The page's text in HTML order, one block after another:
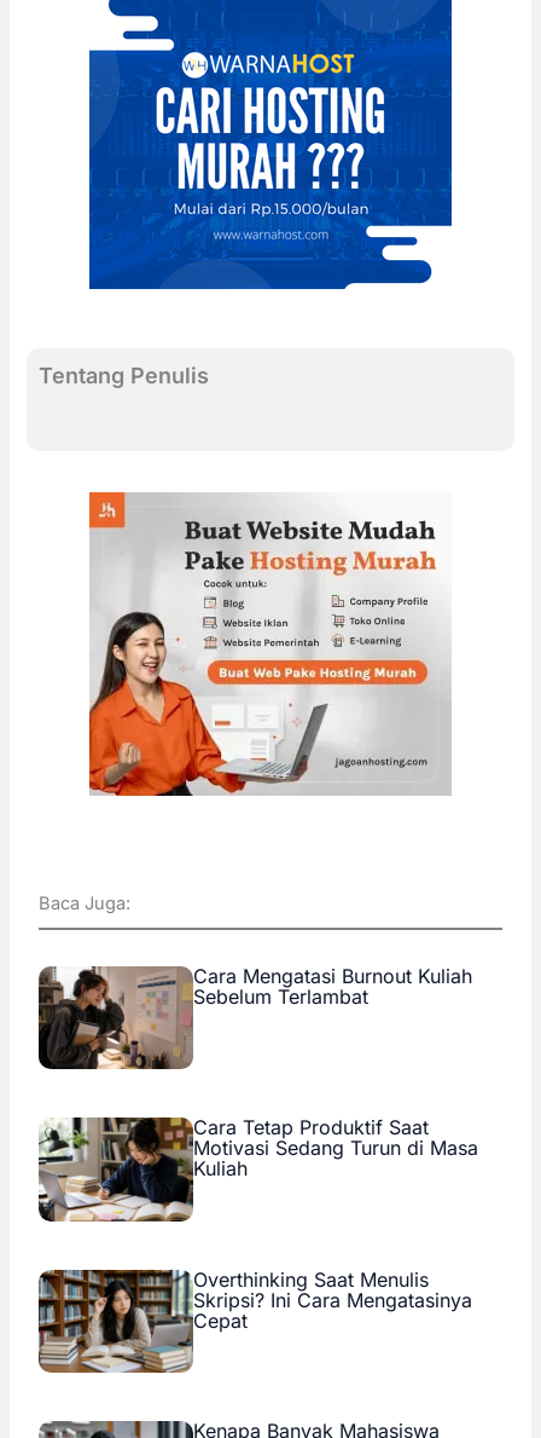
Tentang Penulis
Baca Juga:
Cara Mengatasi Burnout Kuliah
Sebelum Terlambat
Cara Tetap Produktif Saat
Motivasi Sedang Turun di Masa
Kuliah
Overthinking Saat Menulis
Skripsi? Ini Cara Mengatasinya
Cepat
Kenapa Banyak Mahasiswa